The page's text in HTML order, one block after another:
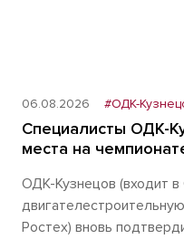
06.08.2026 #ОДК-
Специалисты ОДК-
места на
ОДК-Кузнецов (входит
Ростех) вновь